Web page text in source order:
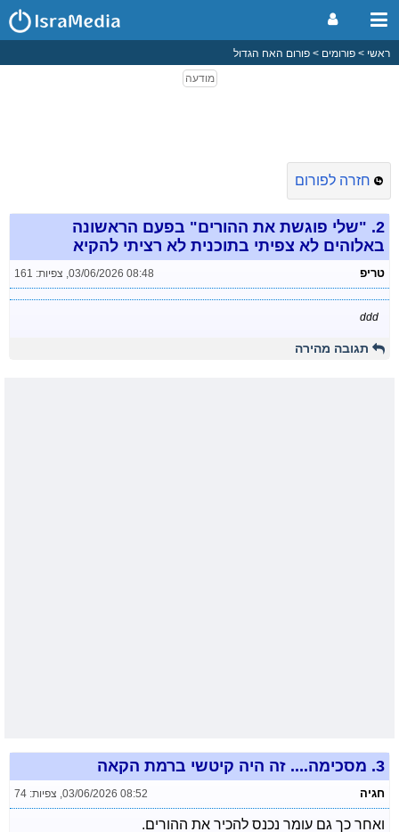
ראשי פורומים פורום האח הגדול
חזרה לפורום
2. "שלי פוגשת את ההורים" בפעם הראשונה
באלוהים לא צפיתי בתוכנית לא רציתי להקיא
טריפ 03/06/2026 08:48
, צפיות: 161
ddd
תגובה מהירה
3. מסכימה.... זה היה קיטשי ברמת הקאה
חגיה 03/06/2026 08:52
, צפיות: 74
ואחר כך גם עומר נכנס להכיר את ההורים.